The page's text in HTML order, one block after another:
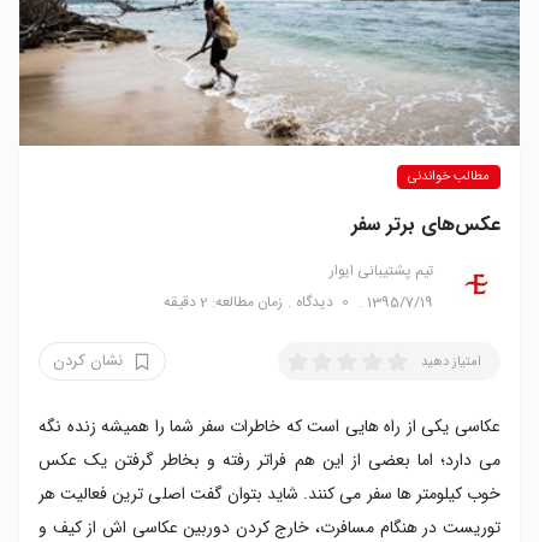
مطالب خواندنی
عکس‌های برتر سفر
تیم پشتیبانی ایوار
1395/7/19
0 دیدگاه زمان مطالعه: 2 دقیقه
امتیاز دهید نشان کردن
عکاسی یکی از راه هایی است که خاطرات سفر شما را همیشه زنده نگه
می دارد؛ اما بعضی از این هم فراتر رفته و بخاطر گرفتن یک عکس
خوب کیلومتر ها سفر می کنند. شاید بتوان گفت اصلی ترین فعالیت هر
توریست در هنگام مسافرت، خارج کردن دوربین عکاسی اش از کیف و